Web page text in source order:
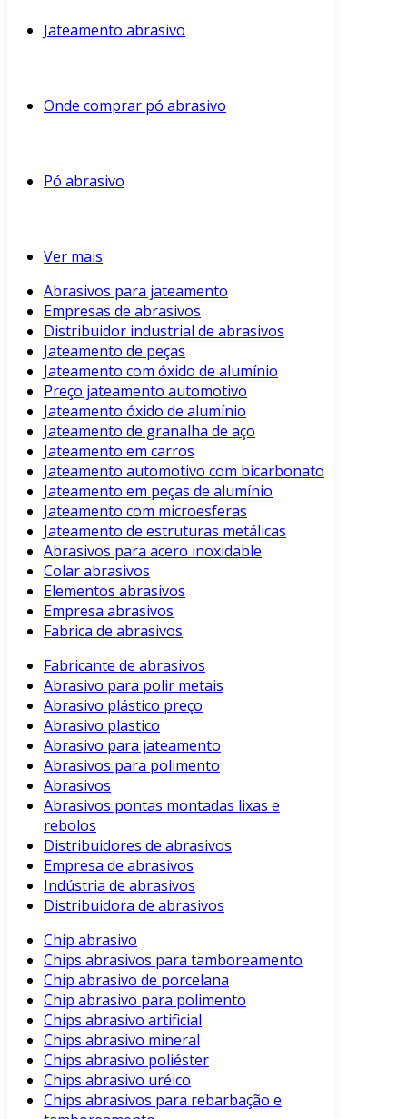
Jateamento abrasivo
Onde comprar pó abrasivo
Pó abrasivo
Ver mais
Abrasivos para jateamento
Empresas de abrasivos
Distribuidor industrial de abrasivos
Jateamento de peças
Jateamento com óxido de alumínio
Preço jateamento automotivo
Jateamento óxido de alumínio
Jateamento de granalha de aço
Jateamento em carros
Jateamento automotivo com bicarbonato
Jateamento em peças de alumínio
Jateamento com microesferas
Jateamento de estruturas metálicas
Abrasivos para acero inoxidable
Colar abrasivos
Elementos abrasivos
Empresa abrasivos
Fabrica de abrasivos
Fabricante de abrasivos
Abrasivo para polir metais
Abrasivo plástico preço
Abrasivo plastico
Abrasivo para jateamento
Abrasivos para polimento
Abrasivos
Abrasivos pontas montadas lixas e
rebolos
Distribuidores de abrasivos
Empresa de abrasivos
Indústria de abrasivos
Distribuidora de abrasivos
Chip abrasivo
Chips abrasivos para tamboreamento
Chip abrasivo de porcelana
Chip abrasivo para polimento
Chips abrasivo artificial
Chips abrasivo mineral
Chips abrasivo poliéster
Chips abrasivo uréico
Chips abrasivos para rebarbação e